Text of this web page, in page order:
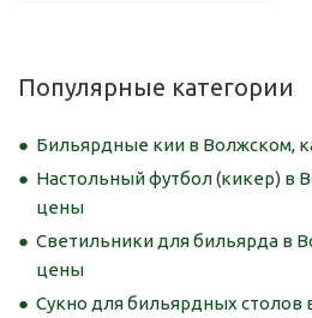
Популярные категории
Бильярдные кии в Волжском,
Настольный футбол (кикер) в
цены
Светильники для бильярда в
цены
Сукно для бильярдных столов